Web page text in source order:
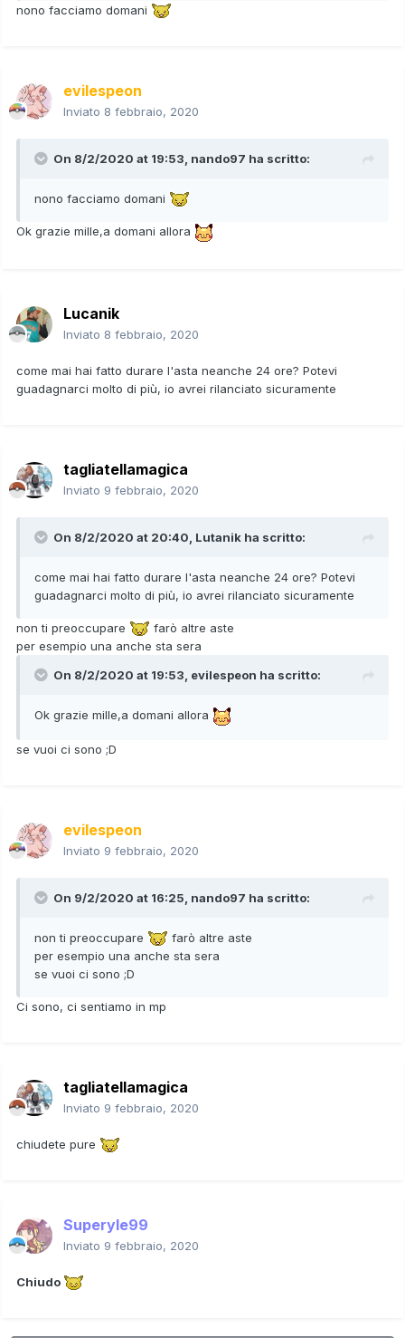
nono facciamo domani
evilespeon
Inviato 8 febbraio, 2020
On 8/2/2020 at 19:53, nando97 ha scritto:
nono facciamo domani
Ok grazie mille,a domani allora
Lucanik
Inviato 8 febbraio, 2020
come mai hai fatto durare l'asta neanche 24 ore? Potevi
guadagnarci molto di più, io avrei rilanciato sicuramente
tagliatellamagica
Inviato 9 febbraio, 2020
On 8/2/2020 at 20:40, Lutanik ha scritto:
come mai hai fatto durare l'asta neanche 24 ore? Potevi
guadagnarci molto di più, io avrei rilanciato sicuramente
non ti preoccupare
farò altre aste
per esempio una anche sta sera
On 8/2/2020 at 19:53, evilespeon ha scritto:
Ok grazie mille,a domani allora
se vuoi ci sono ;D
evilespeon
Inviato 9 febbraio, 2020
On 9/2/2020 at 16:25, nando97 ha scritto:
non ti preoccupare
farò altre aste
per esempio una anche sta sera
se vuoi ci sono ;D
Ci sono, ci sentiamo in mp
tagliatellamagica
Inviato 9 febbraio, 2020
chiudete pure
Superyle99
Inviato 9 febbraio, 2020
Chiudo